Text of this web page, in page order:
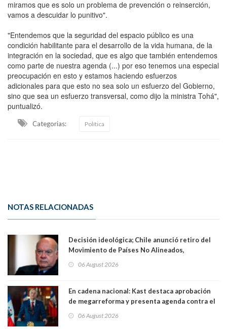
miramos que es solo un problema de prevención o reinserción,
vamos a descuidar lo punitivo".
"Entendemos que la seguridad del espacio público es una
condición habilitante para el desarrollo de la vida humana, de la
integración en la sociedad, que es algo que también entendemos
como parte de nuestra agenda (...) por eso tenemos una especial
preocupación en esto y estamos haciendo esfuerzos
adicionales para que esto no sea solo un esfuerzo del Gobierno,
sino que sea un esfuerzo transversal, como dijo la ministra Tohá",
puntualizó.
Categorias: Política
NOTAS RELACIONADAS
Decisión ideológica; Chile anunció retiro del
Movimiento de Países No Alineados,
1971. Excanciller Insulza lamentó decisión
06 August 2026
En cadena nacional: Kast destaca aprobación
de megarreforma y presenta agenda contra el
06 August 2026